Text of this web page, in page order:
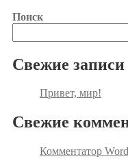
Поиск
Свежие записи
Привет, мир!
Свежие
Комментатор